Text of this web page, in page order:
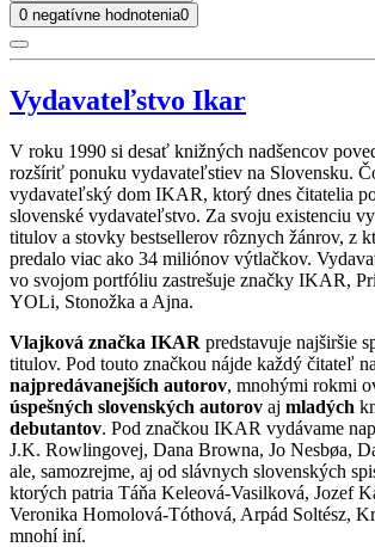
0 negatívne hodnotenia0
Vydavateľstvo Ikar
V roku 1990 si desať knižných nadšencov
rozšíriť ponuku vydavateľstiev na Slovensku.
vydavateľský dom IKAR, ktorý dnes čitatelia
slovenské vydavateľstvo. Za svoju existenciu
titulov a stovky bestsellerov rôznych žánrov, z
predalo viac ako 34 miliónov výtlačkov.
vo svojom portfóliu zastrešuje značky IKAR,
YOLi, Stonožka a Ajna.
Vlajková značka IKAR predstavuje najširšie
titulov. Pod touto značkou nájde každý čitateľ
najpredávanejších autorov, mnohými rokmi
úspešných slovenských autorov aj mladých
debutantov. Pod značkou IKAR vydávame
J.K. Rowlingovej, Dana Browna, Jo Nesbøa,
ale, samozrejme, aj od slávnych slovenských
ktorých patria Táňa Keleová-Vasilková, Jozef
Veronika Homolová-Tóthová, Arpád Soltész,
mnohí iní.